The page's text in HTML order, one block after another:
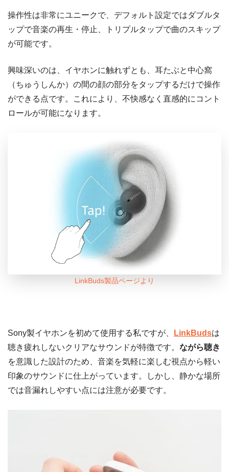
操作性は非常にユニークで、デフォルト設定ではダブルタ
ップで音楽の再生・停止、トリプルタップで曲のスキップ
が可能です。
興味深いのは、イヤホンに触れずとも、耳たぶと中心窩
（ちゅうしんか）の間の顔の部分をタップするだけで操作
ができる点です。これにより、不快感なく直感的にコント
ロールが可能になります。
LinkBuds製品ページより
Sony製イヤホンを初めて使用する私ですが、 LinkBudsは
聴き疲れしないクリアなサウンドが特徴です。 ながら聴き
を意識した設計のため、音楽を気軽に楽しむ視点から軽い
印象のサウンドに仕上がっています。しかし、静かな場所
では音漏れしやすい点には注意が必要です。